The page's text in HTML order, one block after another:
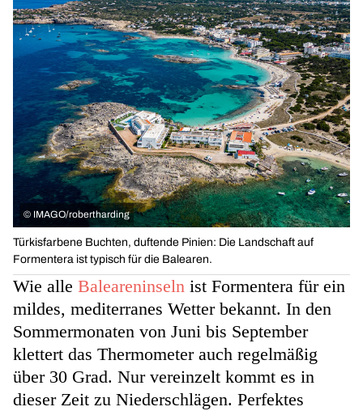
© IMAGO/robertharding
Türkisfarbene Buchten, duftende Pinien: Die Landschaft auf
Formentera ist typisch für die Balearen.
Wie alle Baleareninseln ist Formentera für ein
mildes, mediterranes Wetter bekannt. In den
Sommermonaten von Juni bis September
klettert das Thermometer auch regelmäßig
über 30 Grad. Nur vereinzelt kommt es in
dieser Zeit zu Niederschlägen. Perfektes